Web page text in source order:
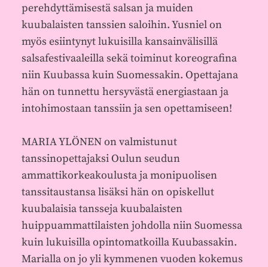
perehdyttämisestä salsan ja muiden
kuubalaisten tanssien saloihin. Yusniel on
myös esiintynyt lukuisilla kansainvälisillä
salsafestivaaleilla sekä toiminut koreografina
niin Kuubassa kuin Suomessakin. Opettajana
hän on tunnettu hersyvästä energiastaan ja
intohimostaan tanssiin ja sen opettamiseen!
MARIA YLÖNEN on valmistunut
tanssinopettajaksi Oulun seudun
ammattikorkeakoulusta ja monipuolisen
tanssitaustansa lisäksi hän on opiskellut
kuubalaisia tansseja kuubalaisten
huippuammattilaisten johdolla niin Suomessa
kuin lukuisilla opintomatkoilla Kuubassakin.
Marialla on jo yli kymmenen vuoden kokemus